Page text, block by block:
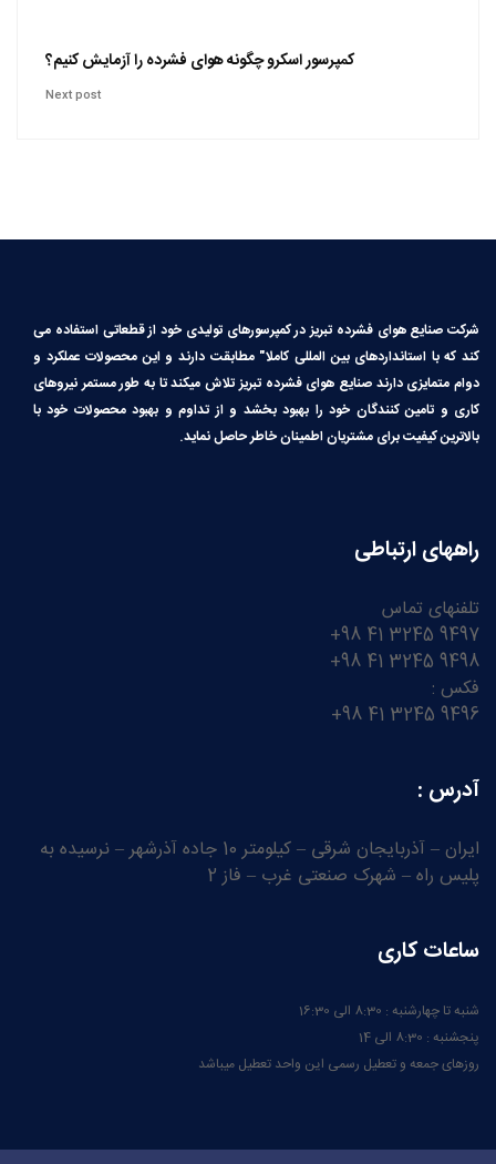
کمپرسور اسکرو چگونه هوای فشرده را آزمایش کنیم؟
Next post
شرکت صنایع هوای فشرده تبریز در کمپرسورهای تولیدی خود از قطعاتی استفاده می
کند که با استانداردهای بین المللی کاملا″ مطابقت دارند و این محصولات عملکرد و
دوام متمایزی دارند صنایع هوای فشرده تبریز تلاش میکند تا به طور مستمر نیروهای
کاری و تامین کنندگان خود را بهبود بخشد و از تداوم و بهبود محصولات خود با
بالاترین کیفیت برای مشتریان اطمینان خاطر حاصل نماید.
راههای ارتباطی
تلفنهای تماس
9497 3245 41 98+
9498 3245 41 98+
فکس :
9496 3245 41 98+
آدرس :
ایران – آذربایجان شرقی – کیلومتر 10 جاده آذرشهر – نرسیده به
پلیس راه – شهرک صنعتی غرب – فاز 2
ساعات کاری
شنبه تا چهارشنبه : 8:30 الی 16:30
پنجشنبه : 8:30 الی 14
روزهای جمعه و تعطیل رسمی این واحد تعطیل میباشد